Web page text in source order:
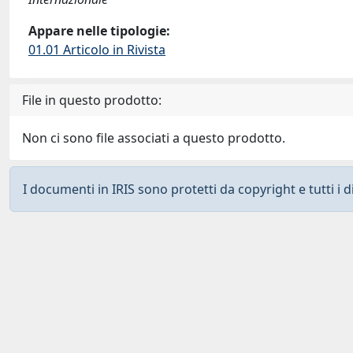
Appare nelle tipologie:
01.01 Articolo in Rivista
File in questo prodotto:
Non ci sono file associati a questo prodotto.
I documenti in IRIS sono protetti da copyright e tutti i